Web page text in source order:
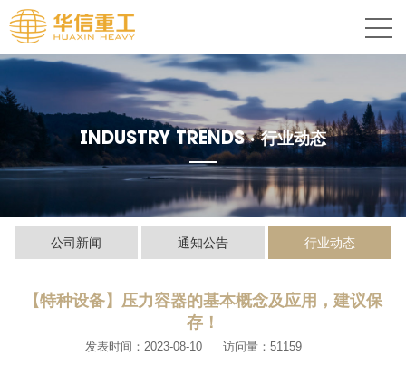
INDUSTRY TRENDS ·行业动态
公司新闻 通知公告 行业动态
【特种设备】压力容器的基本概念及应用，建议保
存！
发表时间：2023-08-10 访问量：51159